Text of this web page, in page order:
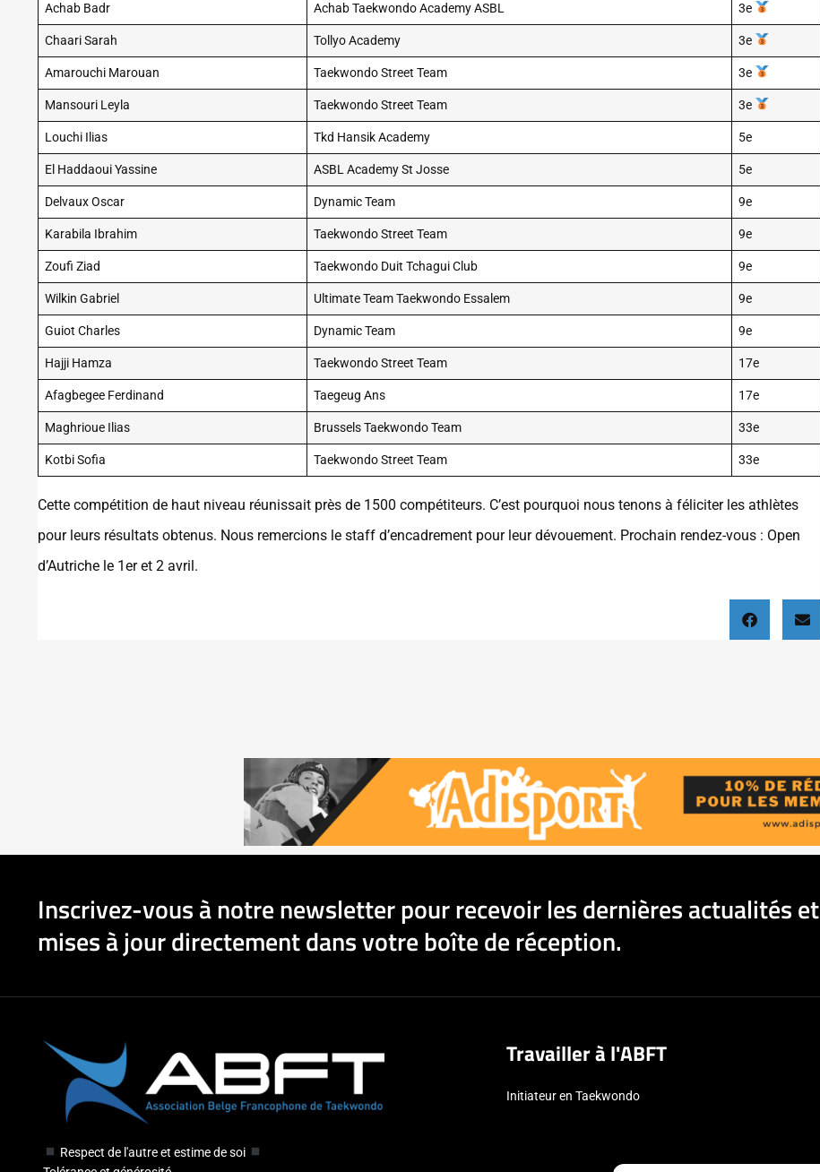
Achab Badr Achab Taekwondo Academy ASBL 3e
Chaari Sarah Tollyo Academy 3e
Amarouchi Marouan Taekwondo Street Team 3e
Mansouri Leyla Taekwondo Street Team 3e
Louchi Ilias Tkd Hansik Academy 5e
El Haddaoui Yassine ASBL Academy St Josse 5e
Delvaux Oscar Dynamic Team 9e
Karabila Ibrahim Taekwondo Street Team 9e
Zoufi Ziad Taekwondo Duit Tchagui Club 9e
Wilkin Gabriel Ultimate Team Taekwondo Essalem 9e
Guiot Charles Dynamic Team 9e
Hajji Hamza Taekwondo Street Team 17e
Afagbegee Ferdinand Taegeug Ans 17e
Maghrioue Ilias Brussels Taekwondo Team 33e
Kotbi Sofia Taekwondo Street Team 33e
Cette compétition de haut niveau réunissait près de 1500 compétiteurs. C’est pourquoi nous tenons à féliciter les athlètes
pour leurs résultats obtenus. Nous remercions le staff d’encadrement pour leur dévouement. Prochain rendez-vous : Open
d’Autriche le 1er et 2 avril.
Inscrivez-vous à notre newsletter pour recevoir les dernières actualités et
mises à jour directement dans votre boîte de réception.
Respect de l'autre et estime de soi
Travailler à l'ABFT
Initiateur en Taekwondo